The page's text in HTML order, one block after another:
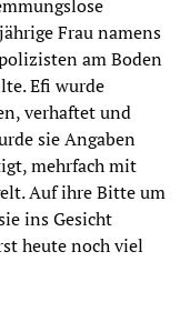
Frau namens
am Boden
Efi wurde
verhaftet und
sie Angaben
mehrfach mit
Auf ihre Bitte um
ins Gesicht
heute noch viel